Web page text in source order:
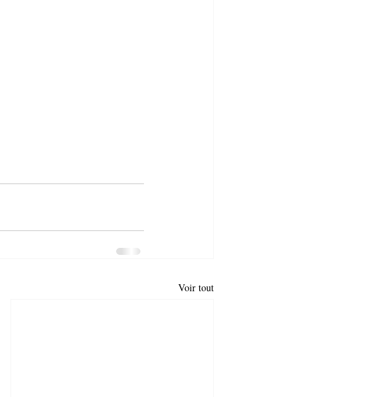
Voir tout